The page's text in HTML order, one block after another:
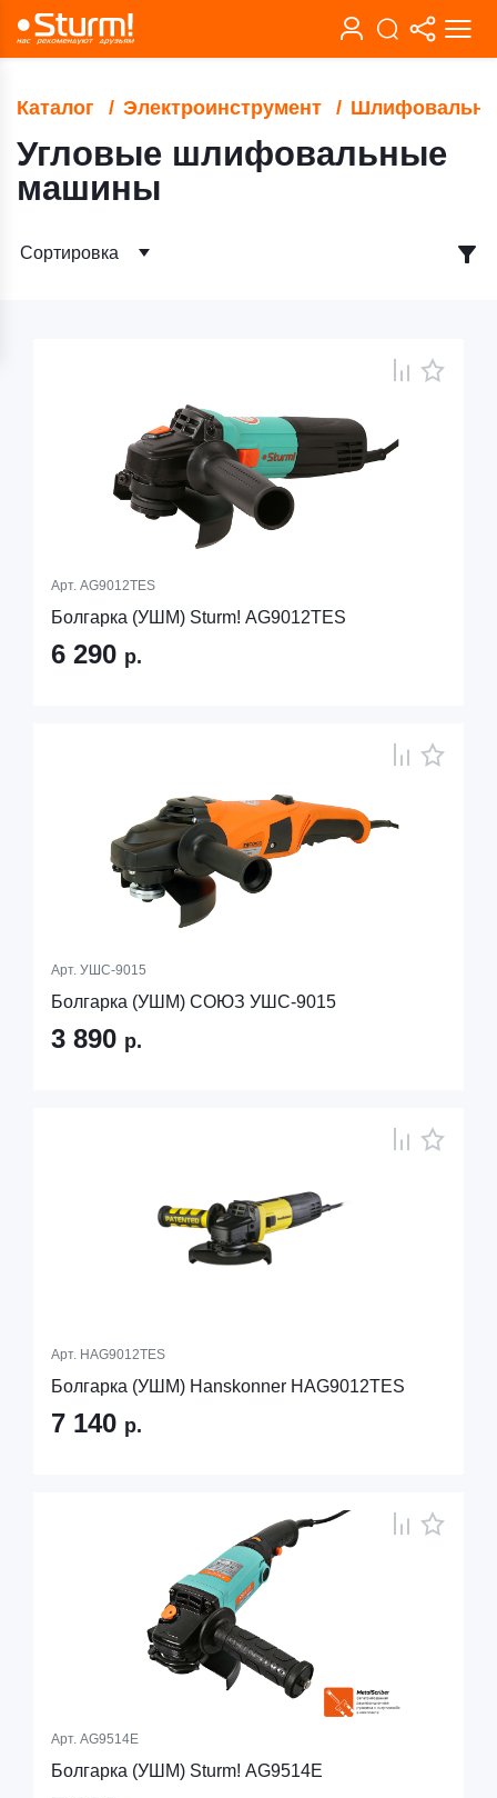
Каталог Электроинструмент
Угловые шлифовальные
машины
Сортировка
Арт. AG9012TES
Болгарка (УШМ) Sturm! AG9012TES
6 290 р.
Арт. УШС-9015
Болгарка (УШМ) СОЮЗ УШС-9015
3 890 р.
Арт. HAG9012TES
Болгарка (УШМ) Hanskonner HAG9012TES
7 140 р.
Арт. AG9514E
Болгарка (УШМ) Sturm! AG9514E